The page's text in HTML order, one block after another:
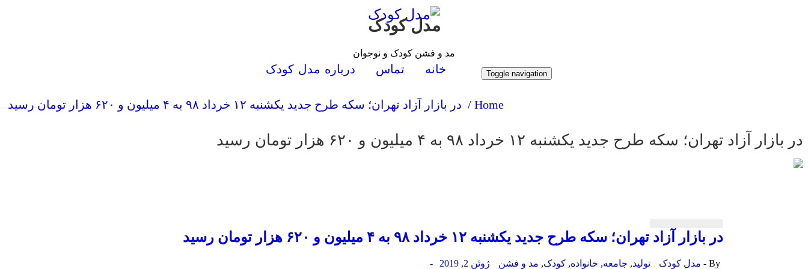
Toggle navigation
مدل کودک
مد و فشن کودک و نوجوان
خانه تماس درباره مدل کودک
Home / در بازار آزاد تهران؛ سكه طرح جدید یكشنبه ۱۲ خرداد ۹۸ به ۴ میلیون و ۶۲۰ هزار تومان رسید
در بازار آزاد تهران؛ سكه طرح جدید یكشنبه ۱۲ خرداد ۹۸ به ۴ میلیون و ۶۲۰ هزار تومان رسید
در بازار آزاد تهران؛ سكه طرح جدید یكشنبه ۱۲ خرداد ۹۸ به ۴ میلیون و ۶۲۰ هزار تومان رسید
By - مدل کودک تولید, جامعه, خانواده, کودک, مد و فشن ژوئن 2, 2019 -